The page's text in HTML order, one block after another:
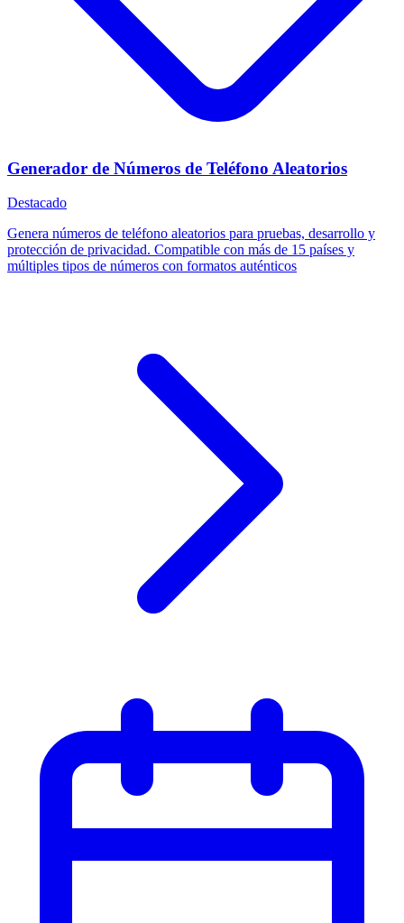
Generador de Números de Teléfono Aleatorios
Destacado
Genera números de teléfono aleatorios para pruebas, desarrollo y
protección de privacidad. Compatible con más de 15 países y
múltiples tipos de números con formatos auténticos